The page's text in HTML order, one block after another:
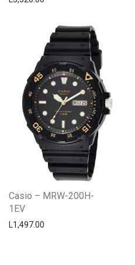
Casio – MRW-200H-
1EV
L1,497.00